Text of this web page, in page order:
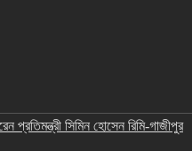
প্রতিমন্ত্রী সিমিন হোসেন রিমি-গাজীপুর